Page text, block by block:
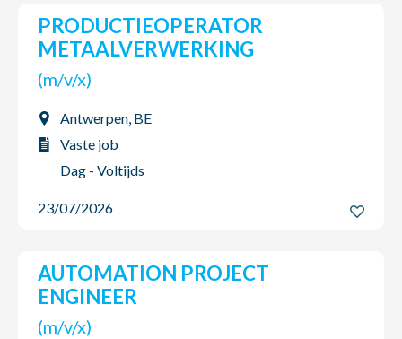
PRODUCTIEOPERATOR
METAALVERWERKING
(m/v/x)
Antwerpen, BE
Vaste job
Dag - Voltijds
23/07/2026
AUTOMATION PROJECT
ENGINEER
(m/v/x)